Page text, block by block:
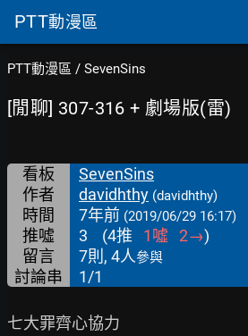
PTT動漫區
PTT動漫區 / SevenSins
[閒聊] 307-316 + 劇場版(雷)
看板
SevenSins
作者
davidhthy (davidhthy)
時間 7年前 (2019/06/29 16:17)
推噓 3 (4推 1噓 2→)
留言
7則, 4人參與
討論串 1/1
七大罪齊心協力